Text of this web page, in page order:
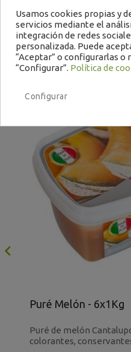
Puré Melón - 6x1Kg
Puré de melón
colorantes,
Usamos cookies propias y
servicios mediante el
integración de redes
personalizada. Puede
“Aceptar” o configurarlas o
“Configurar”. Política de
Configurar